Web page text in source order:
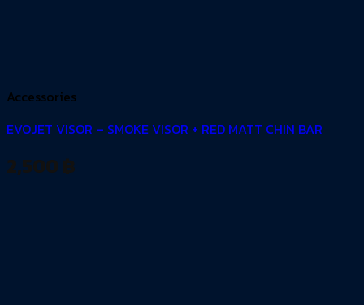
Accessories
EVOJET VISOR – SMOKE VISOR + RED MATT CHIN BAR
2,500 ฿